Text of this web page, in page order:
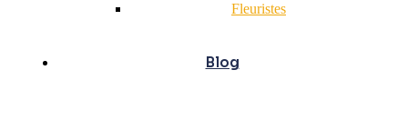
Fleuristes
Blog